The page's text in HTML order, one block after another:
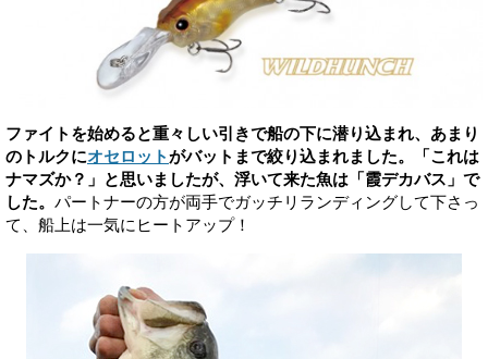
ファイトを始めると重々しい引きで船の下に潜り込まれ、あまり
のトルクにオセロットがバットまで絞り込まれました。「これは
ナマズか？」と思いましたが、浮いて来た魚は「霞デカバス」で
した。 パートナーの方が両手でガッチリランディングして下さっ
て、船上は一気にヒートアップ！